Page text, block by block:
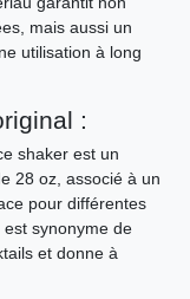
mais aussi un
utilisation à long
:
shaker est un
28 oz, associé à un
pour différentes
synonyme de
et donne à